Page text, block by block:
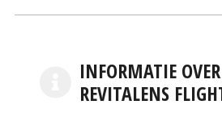
INFORMATIE
REVITALENS